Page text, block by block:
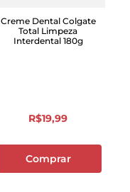
Creme Dental Colgate
Total Limpeza
Interdental 180g
R$19,99
Comprar